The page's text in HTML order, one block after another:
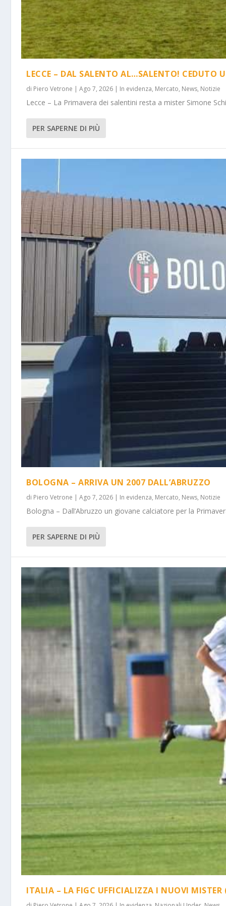
LECCE – DAL SALENTO AL…SALENTO! CEDUTO
di Piero Vetrone |Ago 7, 2026 | In evidenza, Mercato, News, Notizie
Lecce – La Primavera dei salentini resta a mister Simone
PER SAPERNE DI PIÙ
BOLOGNA – ARRIVA UN 2007 DALL’ABRUZZO
di Piero Vetrone |Ago 7, 2026 | In evidenza, Mercato, News, Notizie
Bologna – Dall’Abruzzo un giovane calciatore per la
PER SAPERNE DI PIÙ
ITALIA – LA FIGC UFFICIALIZZA I NUOVI MISTER